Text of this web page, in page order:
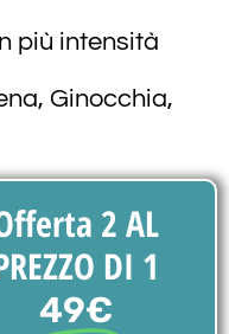
più intensità
Ginocchia,
2 AL
DI 1
49€